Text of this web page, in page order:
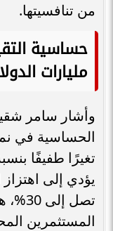
من تنافسيتها.
مليارات
يؤدي إلى
تصل
المستثمرين